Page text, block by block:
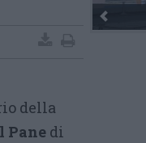
della
Pane di
Dall’oro alla